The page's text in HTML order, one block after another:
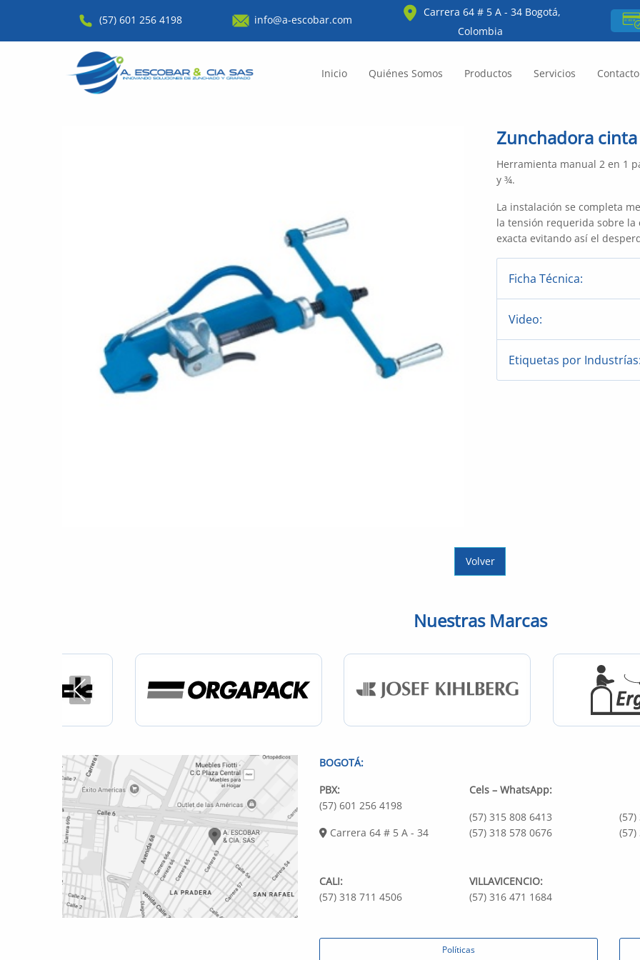
(57) 601 256 4198 info@a-escobar.com
Carrera 64 # 5 A - 34 Bogotá,
Colombia
Inicio Quiénes Somos Productos Servicios Contacto
Zunchadora
Herramienta manual 2 en 1
y ¾.
La instalación se completa
la tensión requerida sobre
exacta evitando así el
Ficha Técnica:
Video:
Etiquetas por
Volver
Nuestras Marcas
Previous
BOGOTÁ:
PBX:
(57) 601 256 4198
Carrera 64 # 5 A - 34
Cels – WhatsApp:
(57) 315 808 6413
(57) 318 578 0676
(57)
(57)
CALI:
(57) 318 711 4506
VILLAVICENCIO:
(57) 316 471 1684
Políticas